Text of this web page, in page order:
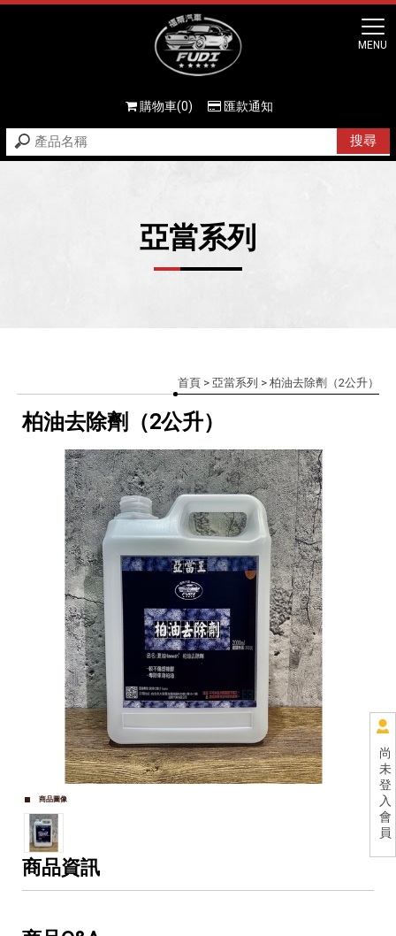
尚
未
登
入
會
員
購物車(0) 匯款通知
亞當系列
首頁 >亞當系列 > 柏油去除劑（2公升）
柏油去除劑（2公升）
商品圖像
商品資訊